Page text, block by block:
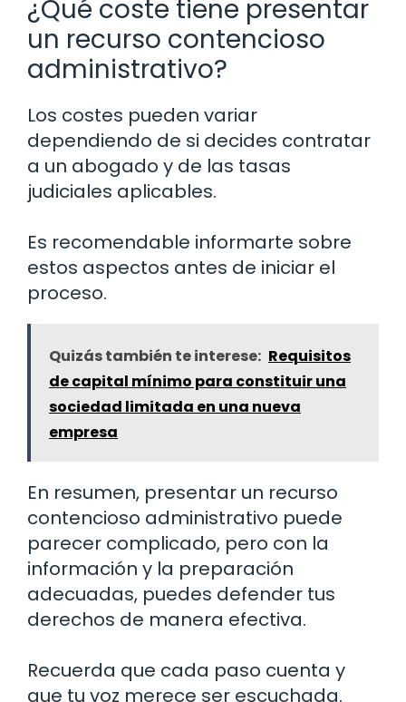
¿Qué coste tiene presentar
un recurso contencioso
administrativo?
Los costes pueden variar
dependiendo de si decides contratar
a un abogado y de las tasas
judiciales aplicables.
Es recomendable informarte sobre
estos aspectos antes de iniciar el
proceso.
Quizás también te interese: Requisitos
de capital mínimo para constituir una
sociedad limitada en una nueva
empresa
En resumen, presentar un recurso
contencioso administrativo puede
parecer complicado, pero con la
información y la preparación
adecuadas, puedes defender tus
derechos de manera efectiva.
Recuerda que cada paso cuenta y
que tu voz merece ser escuchada.